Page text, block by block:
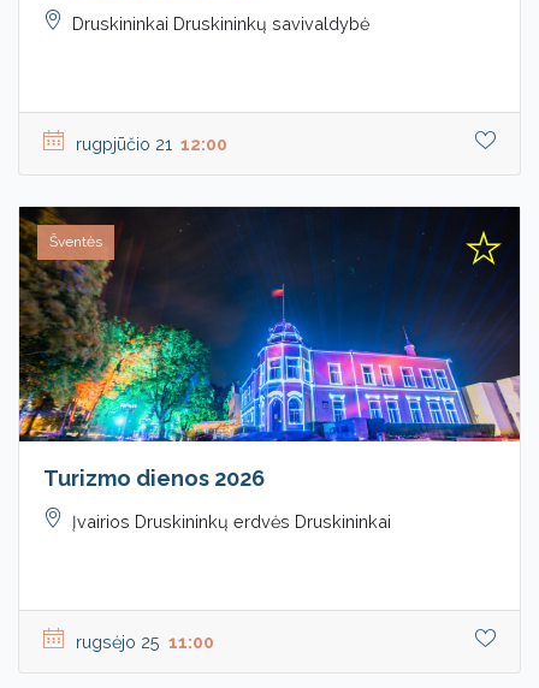
Druskininkai Druskininkų savivaldybė
rugpjūčio 21 12:00
Šventės
Turizmo dienos 2026
Įvairios Druskininkų erdvės Druskininkai
rugsėjo 25 11:00